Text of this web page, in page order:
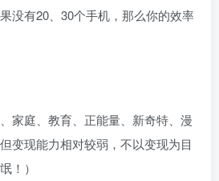
没有20、30个手机，那么你的效率
家庭、教育、正能量、新奇特、漫
变现能力相对较弱，不以变现为目
！）